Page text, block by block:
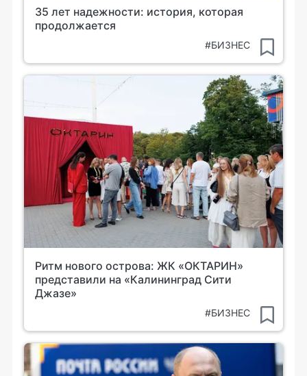
35 лет надежности: история, которая
продолжается
#БИЗНЕС
Ритм нового острова: ЖК «ОКТАРИН»
представили на «Калининград Сити
Джазе»
#БИЗНЕС